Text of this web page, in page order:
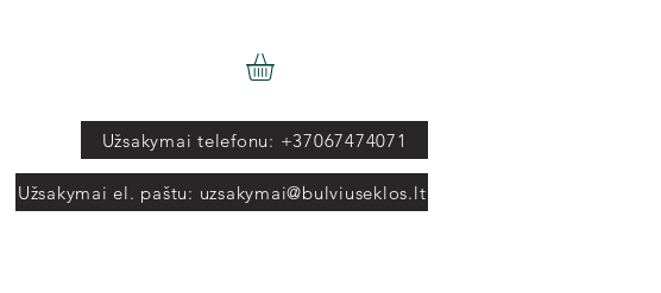
Užsakymai telefonu: +37067474071
Užsakymai el. paštu: uzsakymai@bulviuseklos.lt